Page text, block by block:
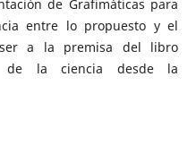
de Grafimáticas para
entre lo propuesto y el
a la premisa del libro
de la ciencia desde la